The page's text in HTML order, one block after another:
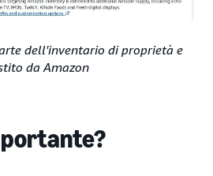
dell'inventario di proprietà e
da Amazon